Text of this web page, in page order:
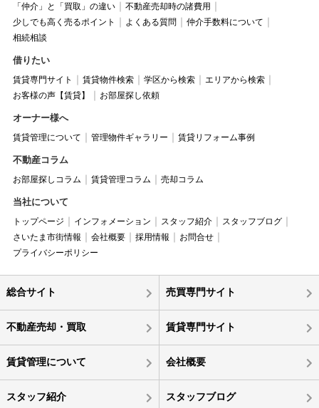
「仲介」と「買取」の違い
不動産売却時の諸費用
少しでも高く売るポイント
よくある質問
仲介手数料について
相続相談
借りたい
賃貸専門サイト 賃貸物件検索 学区から検索
エリアから検索
お客様の声【賃貸】
お部屋探し依頼
オーナー様へ
賃貸管理について 管理物件ギャラリー 賃貸リフォーム事例
不動産コラム
お部屋探しコラム 賃貸管理コラム 売却コラム
当社について
トップページ インフォメーション スタッフ紹介
スタッフブログ
さいたま市街情報
会社概要 採用情報
お問合せ
プライバシーポリシー
総合サイト 売買専門サイト
不動産売却・買取 賃貸専門サイト
賃貸管理について 会社概要
スタッフ紹介 スタッフブログ